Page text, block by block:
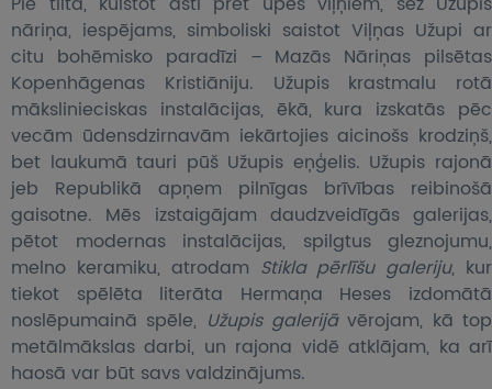
nāriņa, iespējams, simboliski saistot Viļņas Užupi ar
citu bohēmisko paradīzi – Mazās Nāriņas pilsētas
Kopenhāgenas Kristiāniju. Užupis krastmalu rotā
mākslinieciskas instalācijas, ēkā, kura izskatās pēc
vecām ūdensdzirnavām iekārtojies aicinošs krodziņš,
bet laukumā tauri pūš Užupis eņģelis. Užupis rajonā
jeb Republikā apņem pilnīgas brīvības reibinošā
gaisotne. Mēs izstaigājam daudzveidīgās galerijas,
pētot modernas instalācijas, spilgtus gleznojumu,
melno keramiku, atrodam Stikla pērlīšu galeriju, kur
tiekot spēlēta literāta Hermaņa Heses izdomātā
noslēpumainā spēle, Užupis galerijāvērojam, kā top
metālmākslas darbi, un rajona vidē atklājam, ka arī
haosā var būt savs valdzinājums.